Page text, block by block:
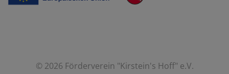
© 2026 Förderverein "Kirstein's Hoff" e.V.